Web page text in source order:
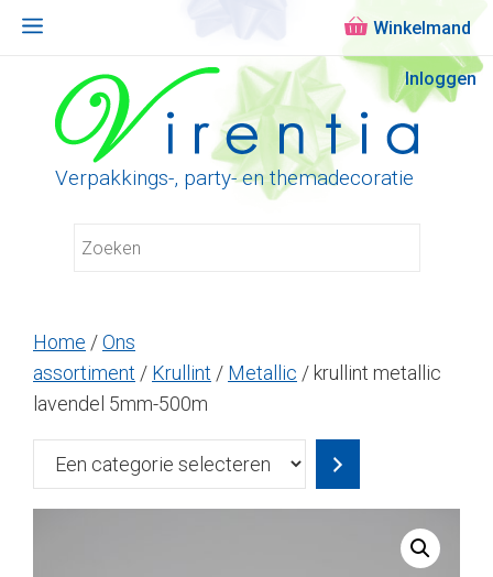
Inloggen
Verpakkings-, party- en themadecoratie
Menu
Home /Ons
assortiment / Krullint / Metallic / krullint metallic
lavendel 5mm-500m
Een
categorie
selecteren